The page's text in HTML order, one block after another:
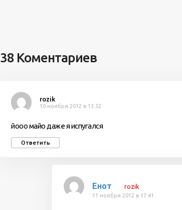
38 Коментариев
rozik
10 ноября 2012 в 13:32
йооо майо даже я испугался
Ответить
Енот rozik
11 ноября 2012 в 17:41